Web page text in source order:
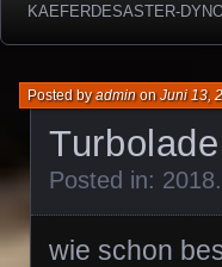
KAEFERDESASTER-
Posted byadminonJuni 13,
Posted in: 2018.
wie schon